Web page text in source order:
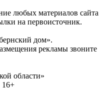
любых материалов сайта
на первоисточник.
дом».
рекламы звоните
области»
16+